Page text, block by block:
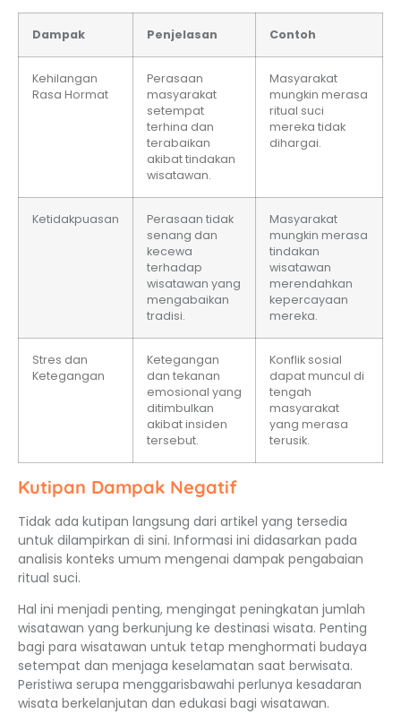
Dampak Penjelasan Contoh
Kehilangan
Rasa Hormat
Perasaan
masyarakat
setempat
terhina dan
terabaikan
akibat tindakan
wisatawan.
Masyarakat
mungkin merasa
ritual suci
mereka tidak
dihargai.
Ketidakpuasan
Perasaan tidak
senang dan
kecewa
terhadap
wisatawan yang
mengabaikan
tradisi.
Masyarakat
mungkin merasa
tindakan
wisatawan
merendahkan
kepercayaan
mereka.
Stres dan
Ketegangan
Ketegangan
dan tekanan
emosional yang
ditimbulkan
akibat insiden
tersebut.
Konflik sosial
dapat muncul di
tengah
masyarakat
yang merasa
terusik.
Kutipan Dampak Negatif
Tidak ada kutipan langsung dari artikel yang tersedia
untuk dilampirkan di sini. Informasi ini didasarkan pada
analisis konteks umum mengenai dampak pengabaian
ritual suci.
Hal ini menjadi penting, mengingat peningkatan jumlah
wisatawan yang berkunjung ke destinasi wisata. Penting
bagi para wisatawan untuk tetap menghormati budaya
setempat dan menjaga keselamatan saat berwisata.
Peristiwa serupa menggarisbawahi perlunya kesadaran
wisata berkelanjutan dan edukasi bagi wisatawan.